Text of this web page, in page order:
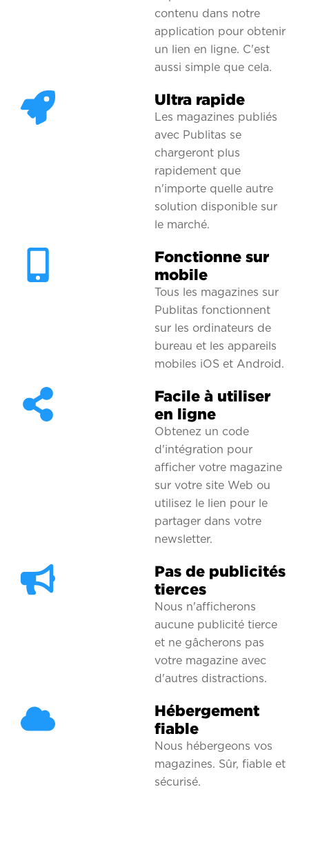
contenu dans notre
application pour obtenir
un lien en ligne. C'est
aussi simple que cela.
Ultra rapide
Les magazines publiés
avec Publitas se
chargeront plus
rapidement que
n'importe quelle autre
solution disponible sur
le marché.
Fonctionne sur
mobile
Tous les magazines sur
Publitas fonctionnent
sur les ordinateurs de
bureau et les appareils
mobiles iOS et Android.
Facile à utiliser
en ligne
Obtenez un code
d'intégration pour
afficher votre magazine
sur votre site Web ou
utilisez le lien pour le
partager dans votre
newsletter.
Pas de publicités
tierces
Nous n'afficherons
aucune publicité tierce
et ne gâcherons pas
votre magazine avec
d'autres distractions.
Hébergement
fiable
Nous hébergeons vos
magazines. Sûr, fiable et
sécurisé.